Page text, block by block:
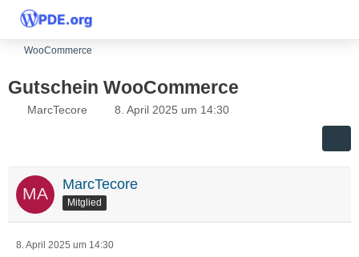
WooCommerce
Gutschein WooCommerce
MarcTecore 8. April 2025 um 14:30
MarcTecore
Mitglied
8. April 2025 um 14:30